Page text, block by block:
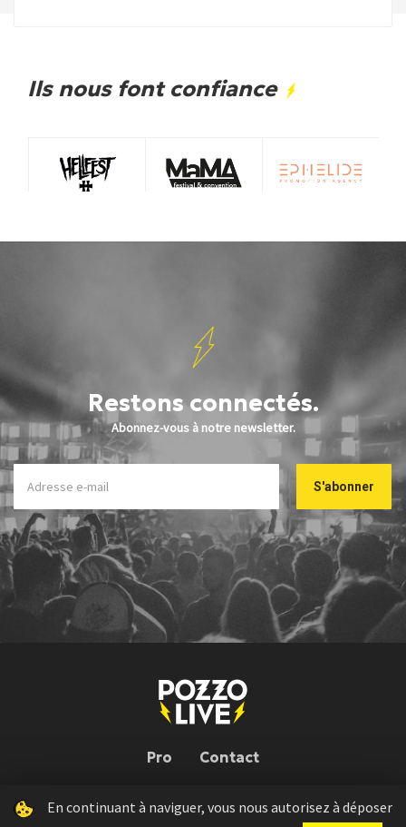
Ils nous font confiance
Restons connectés.
Abonnez-vous à notre newsletter.
Pro Contact
Pozzo Live © 2026 | Conception : Pozzo Team, avec l'aide deBloop
En continuant à naviguer, vous nous autorisez à déposer